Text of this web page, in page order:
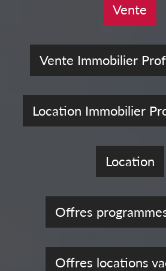
Vente
Vente Immobilier
Location Immobilier
Location
Offres
Offres locations